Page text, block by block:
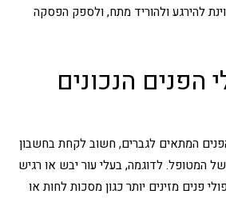
להירגע ולהוריד מתח, ולספק הפסקה
הפנים הנכונים
המתאים לגברים, חשוב לקחת בחשבון
המטופל. לדוגמה, בעלי עור יבש או רגיש
פנים מזינים יותר כגון מסכות לחות או